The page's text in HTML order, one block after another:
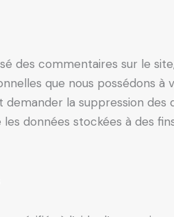
des commentaires sur le
que nous possédons à
demander la suppression des
données stockées à des